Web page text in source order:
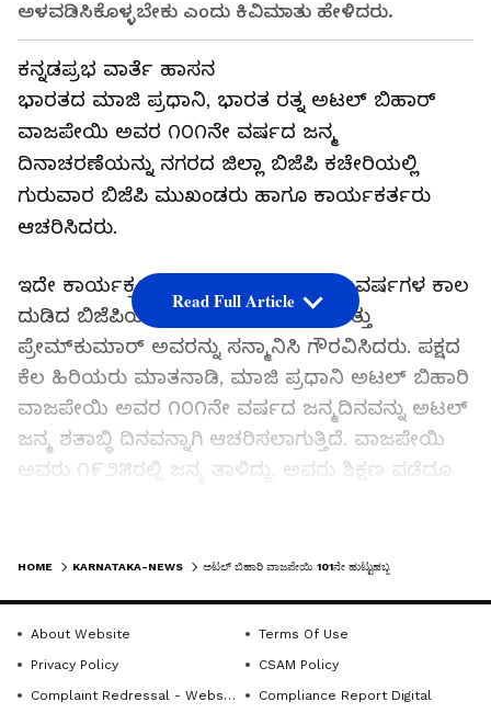
ಅಳವಡಿಸಿಕೊಳ್ಳಬೇಕು ಎಂದು ಕಿವಿಮಾತು ಹೇಳಿದರು.
ಕನ್ನಡಪ್ರಭ ವಾರ್ತೆ ಹಾಸನ
ಭಾರತದ ಮಾಜಿ ಪ್ರಧಾನಿ, ಭಾರತ ರತ್ನ ಅಟಲ್ ಬಿಹಾರ್
ವಾಜಪೇಯಿ ಅವರ ೧೦೧ನೇ ವರ್ಷದ ಜನ್ಮ
ದಿನಾಚರಣೆಯನ್ನು ನಗರದ ಜಿಲ್ಲಾ ಬಿಜೆಪಿ ಕಚೇರಿಯಲ್ಲಿ
ಗುರುವಾರ ಬಿಜೆಪಿ ಮುಖಂಡರು ಹಾಗೂ ಕಾರ್ಯಕರ್ತರು
ಆಚರಿಸಿದರು.
ಇದೇ ಕಾರ್ಯಕ್ರಮದಲ್ಲಿ ಪಕ್ಷಕ್ಕಾಗಿ ಹಲವಾರು ವರ್ಷಗಳ ಕಾಲ
ದುಡಿದ ಬಿಜೆಪಿಯ ಹಿರಿಯರಾದ ರಮೇಶ್ ಮತ್ತು
ಪ್ರೇಮ್‌ಕುಮಾರ್ ಅವರನ್ನು ಸನ್ಮಾನಿಸಿ ಗೌರವಿಸಿದರು. ಪಕ್ಷದ
ಕೆಲ ಹಿರಿಯರು ಮಾತನಾಡಿ, ಮಾಜಿ ಪ್ರಧಾನಿ ಅಟಲ್ ಬಿಹಾರಿ
ವಾಜಪೇಯಿ ಅವರ ೧೦೧ನೇ ವರ್ಷದ ಜನ್ಮದಿನವನ್ನು ಅಟಲ್
ಜನ್ಮ ಶತಾಬ್ಧಿ ದಿನವನ್ನಾಗಿ ಆಚರಿಸಲಾಗುತ್ತಿದೆ. ವಾಜಪೇಯಿ
ಅವರು ೧೯೨೫ರಲ್ಲಿ ಜನ್ಮ ತಾಳಿದ್ದು, ಅವರು ಶಿಕ್ಷಣ ಪಡೆದೂ
ರಾಜಕೀಯದಲ್ಲಿ ಅವರೆ ಕ್ರಾಂತಿಯನ್ನು ಮೂಡಿಸಿದವರು.
ಪಕ್ಷಕ್ಕಿಂತ ದೇಶ ಮುಖ್ಯ. ವ್ಯಕ್ತಿಗಿಂತ ಪಕ್ಷ ಮುಖ್ಯ ಎಂದು
ಹೇಳಿಕೊಟ್ಟವರು. ಯಾವುದೇ ಸ್ವಾರ್ಥವಿಲ್ಲದೇ ಪಕ್ಷತೀತವಾಗಿ
ಇದ್ದವರು. ಅಜಾತ ಶತ್ರು. ಹಲವಾರು ಕವನ ಕೂಡ ಬರೆದಿದ್ದಾರೆ.
Read Full Article
HOME KARNATAKA-NEWS ಅಟಲ್ ಬಿಹಾರಿ ವಾಜಪೇಯಿ 101ನೇ ಹುಟ್ಟುಹಬ್ಬ
About Website
Terms Of Use
Privacy Policy
CSAM Policy
Complaint Redressal - Website
Compliance Report Digital